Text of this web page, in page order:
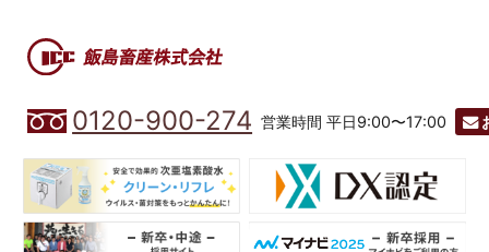
0120-900-274 営業時間 平日9:00〜17:00